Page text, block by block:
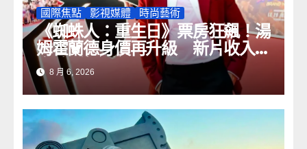
國際焦點 影視媒體 時尚藝術
《蜘蛛人：重生日》票房狂飆！湯
姆霍蘭德身價再升級 新片收入最
高破8億台幣
8 月 6, 2026